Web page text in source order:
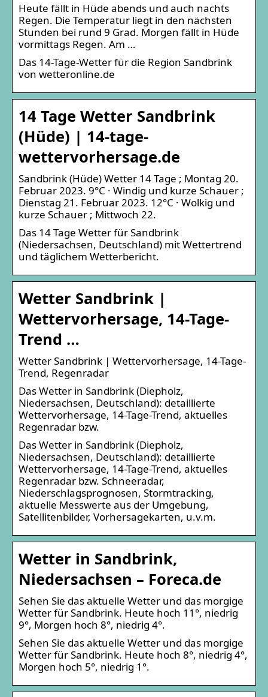
Heute fällt in Hüde abends und auch nachts
Regen. Die Temperatur liegt in den nächsten
Stunden bei rund 9 Grad. Morgen fällt in Hüde
vormittags Regen. Am …
Das 14-Tage-Wetter für die Region Sandbrink
von wetteronline.de
14 Tage Wetter Sandbrink
(Hüde) | 14-tage-
wettervorhersage.de
Sandbrink (Hüde) Wetter 14 Tage ; Montag 20.
Februar 2023. 9°C · Windig und kurze Schauer ;
Dienstag 21. Februar 2023. 12°C · Wolkig und
kurze Schauer ; Mittwoch 22.
Das 14 Tage Wetter für Sandbrink
(Niedersachsen, Deutschland) mit Wettertrend
und täglichem Wetterbericht.
Wetter Sandbrink |
Wettervorhersage, 14-Tage-
Trend …
Wetter Sandbrink | Wettervorhersage, 14-Tage-
Trend, Regenradar
Das Wetter in Sandbrink (Diepholz,
Niedersachsen, Deutschland): detaillierte
Wettervorhersage, 14-Tage-Trend, aktuelles
Regenradar bzw.
Das Wetter in Sandbrink (Diepholz,
Niedersachsen, Deutschland): detaillierte
Wettervorhersage, 14-Tage-Trend, aktuelles
Regenradar bzw. Schneeradar,
Niederschlagsprognosen, Stormtracking,
aktuelle Messwerte aus der Umgebung,
Satellitenbilder, Vorhersagekarten, u.v.m.
Wetter in Sandbrink,
Niedersachsen – Foreca.de
Sehen Sie das aktuelle Wetter und das morgige
Wetter für Sandbrink. Heute hoch 11°, niedrig
9°, Morgen hoch 8°, niedrig 4°.
Sehen Sie das aktuelle Wetter und das morgige
Wetter für Sandbrink. Heute hoch 8°, niedrig 4°,
Morgen hoch 5°, niedrig 1°.